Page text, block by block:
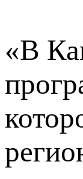
«В